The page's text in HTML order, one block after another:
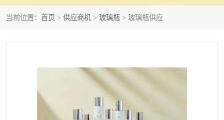
当前位置： 首页 > 供应商机 > 玻璃瓶 > 玻璃瓶供应